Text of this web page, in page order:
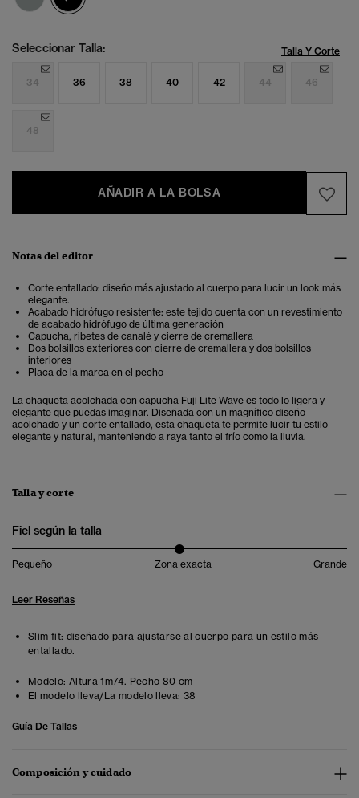
Seleccionar Talla: Talla Y Corte
34 36 38 40 42 44 46
48
AÑADIR A LA BOLSA
Notas del editor
Corte entallado: diseño más ajustado al cuerpo para lucir un look más
elegante .
Acabado hidrófugo resistente: este tejido cuenta con un revestimiento
de acabado hidrófugo de última generación
Capucha, ribetes de canalé y cierre de cremallera
Dos bolsillos exteriores con cierre de cremallera y dos bolsillos
interiores
Placa de la marca en el pecho
La chaqueta acolchada con capucha Fuji Lite Wave es todo lo ligera y
elegante que puedas imaginar. Diseñada con un magnífico diseño
acolchado y un corte entallado, esta chaqueta te permite lucir tu estilo
elegante y natural, manteniendo a raya tanto el frío como la lluvia.
Talla y corte
Fiel según la talla
Pequeño Zona exacta Grande
Leer Reseñas
Slim fit: diseñado para ajustarse al cuerpo para un estilo más
entallado.
Modelo: Altura 1m74. Pecho 80 cm
El modelo lleva/La modelo lleva: 38
Guía De Tallas
Composición y cuidado